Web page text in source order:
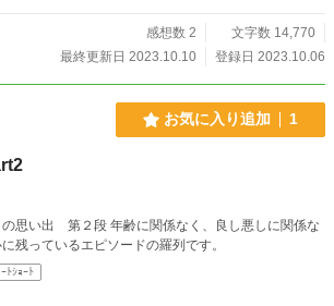
感想数 2
文字数 14,770
最終更新日 2023.10.10
登録日 2023.10.06
お気に入り追加 1
の思い出 第２段 年齢に関係なく、良し悪しに関係な
に残っているエピソードの羅列です。
ﾄｼｮｰﾄ